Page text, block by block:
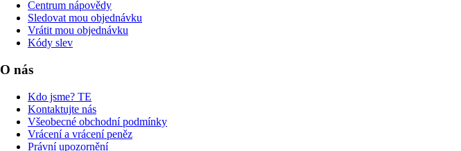
Centrum nápovědy
Sledovat mou objednávku
Vrátit mou objednávku
Kódy slev
O nás
Kdo jsme? TE
Kontaktujte nás
Všeobecné obchodní podmínky
Vrácení a vrácení peněz
Právní upozornění